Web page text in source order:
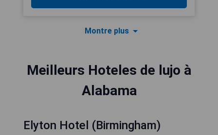
Montre plus
Meilleurs Hoteles de lujo à
Alabama
Elyton Hotel (Birmingham)